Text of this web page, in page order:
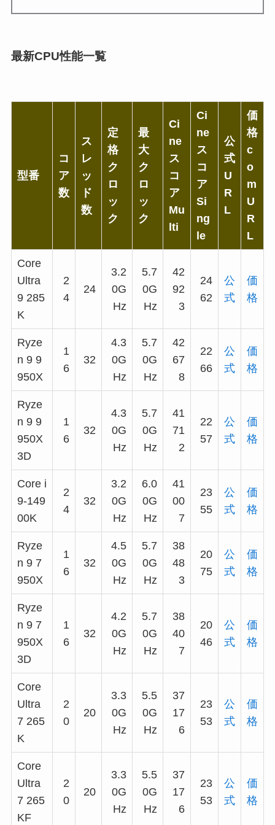
最新CPU性能一覧
型番
コ
ア
数
ス
レ
ッ
ド
数
定
格
ク
ロ
ッ
ク
最
大
ク
ロ
ッ
ク
Ci
ne
ス
コ
ア
Mu
lti
Ci
ne
ス
コ
ア
Si
ng
le
公
式
U
R
L
価
格
c
o
m
U
R
L
Core
Ultra
9 285
K
2
4
24
3.2
0G
Hz
5.7
0G
Hz
42
92
3
24
62
公
式
価
格
Ryze
n 9 9
950X
1
6
32
4.3
0G
Hz
5.7
0G
Hz
42
67
8
22
66
公
式
価
格
Ryze
n 9 9
950X
3D
1
6
32
4.3
0G
Hz
5.7
0G
Hz
41
71
2
22
57
公
式
価
格
Core i
9-149
00K
2
4
32
3.2
0G
Hz
6.0
0G
Hz
41
00
7
23
55
公
式
価
格
Ryze
n 9 7
950X
1
6
32
4.5
0G
Hz
5.7
0G
Hz
38
48
3
20
75
公
式
価
格
Ryze
n 9 7
950X
3D
1
6
32
4.2
0G
Hz
5.7
0G
Hz
38
40
7
20
46
公
式
価
格
Core
Ultra
7 265
K
2
0
20
3.3
0G
Hz
5.5
0G
Hz
37
17
6
23
53
公
式
価
格
Core
Ultra
7 265
KF
2
0
20
3.3
0G
Hz
5.5
0G
Hz
37
17
6
23
53
公
式
価
格